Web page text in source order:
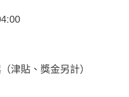
津貼、獎金另計）